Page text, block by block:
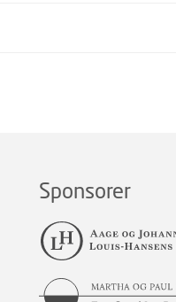
Sponsorer